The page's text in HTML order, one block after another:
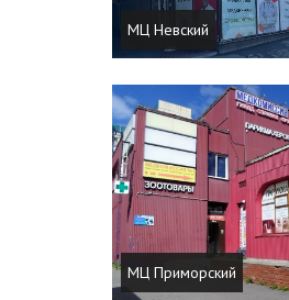
МЦ Невский
МЦ Приморский